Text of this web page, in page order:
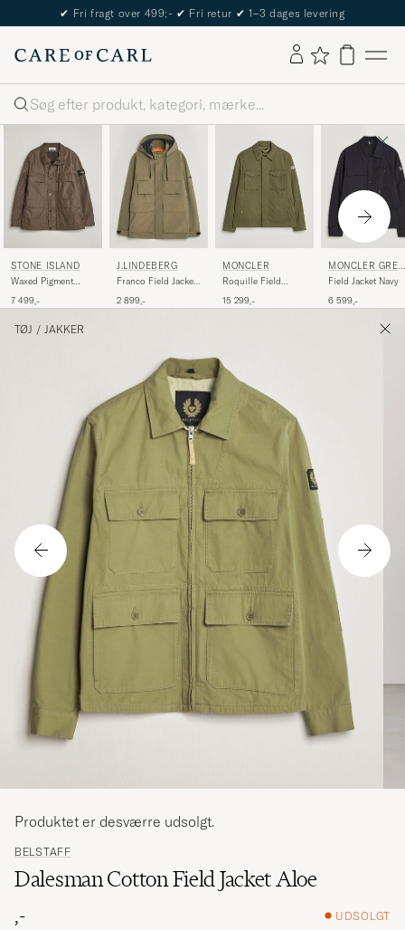
The Care of Carl Passport
Søg
STONE ISLAND
Waxed Pigment
Jacket Umber
7 499,-
J.LINDEBERG
Franco Field Jacket
2 899,-
MONCLER
Roquille Field
15 299,-
MONCLER
BLE
Field Jacket Navy
6 599,-
TØJ / JAKKER
BELSTAFF
Dalesman Cotton Field Jacket Aloe
,-
UDSOLGT
Produktet er desværre udsolgt.